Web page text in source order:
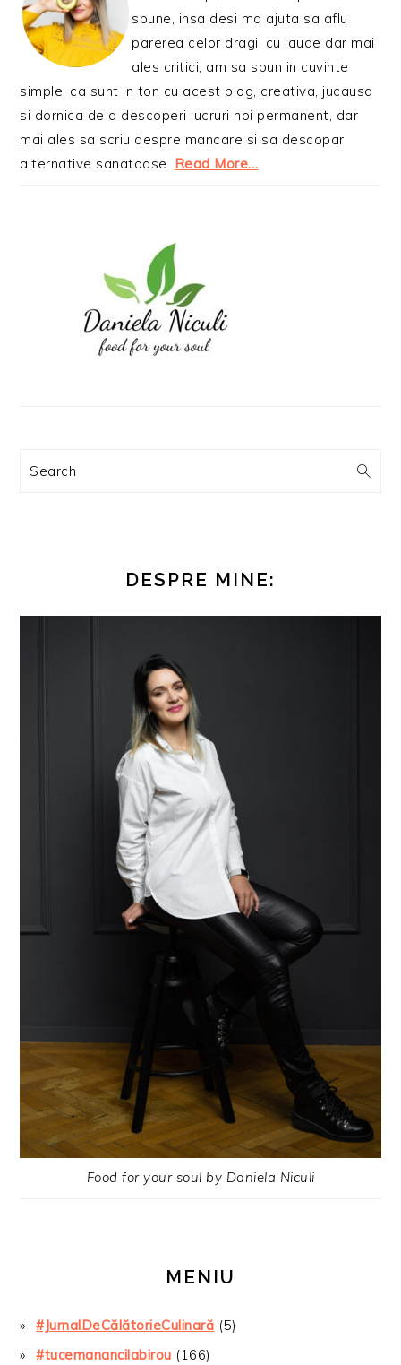
spune, insa desi ma ajuta sa aflu
parerea celor dragi, cu laude dar mai
ales critici, am sa spun in cuvinte
simple, ca sunt in ton cu acest blog, creativa, jucausa
si dornica de a descoperi lucruri noi permanent, dar
mai ales sa scriu despre mancare si sa descopar
alternative sanatoase. Read More…
Search
DESPRE MINE:
Food for your soul by Daniela Niculi
MENIU
#JurnalDeCălătorieCulinară (5)
#tucemanancilabirou (166)